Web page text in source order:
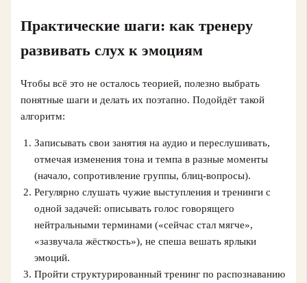
Практические шаги: как тренеру
развивать слух к эмоциям
Чтобы всё это не осталось теорией, полезно выбрать
понятные шаги и делать их поэтапно. Подойдёт такой
алгоритм:
Записывать свои занятия на аудио и переслушивать,
отмечая изменения тона и темпа в разные моменты
(начало, сопротивление группы, блиц‑вопросы).
Регулярно слушать чужие выступления и тренинги с
одной задачей: описывать голос говорящего
нейтральными терминами («сейчас стал мягче»,
«зазвучала жёсткость»), не спеша вешать ярлыки
эмоций.
Пройти структурированный тренинг по распознаванию